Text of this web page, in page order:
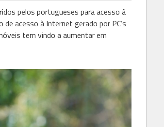
pelos portugueses para acesso à
acesso à Internet gerado por PC’s
tem vindo a aumentar em